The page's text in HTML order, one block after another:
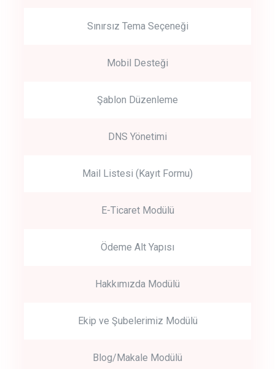
Sınırsız Tema Seçeneği
Mobil Desteği
Şablon Düzenleme
DNS Yönetimi
Mail Listesi (Kayıt Formu)
E-Ticaret Modülü
Ödeme Alt Yapısı
Hakkımızda Modülü
Ekip ve Şubelerimiz Modülü
Blog/Makale Modülü